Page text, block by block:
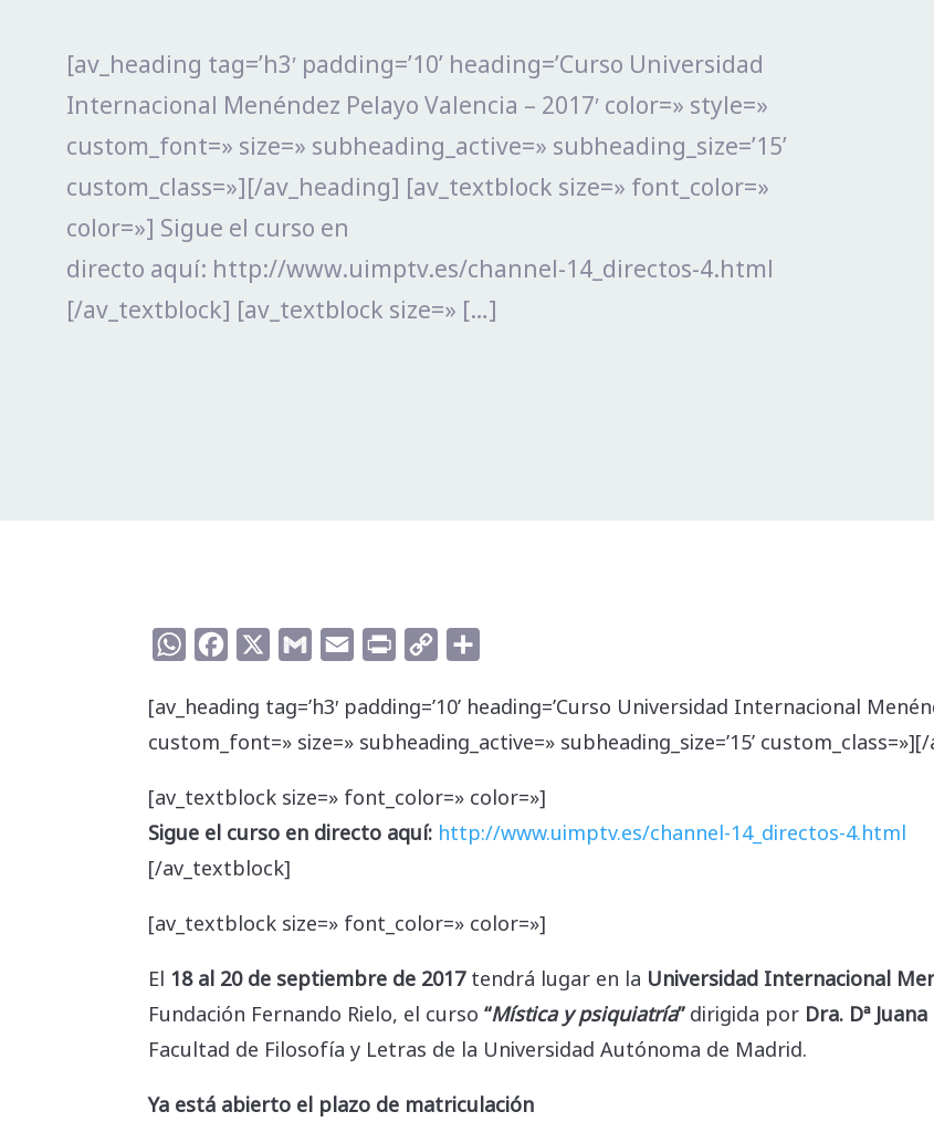
[av_heading tag=’h3′ padding=’10’ heading=’Curso Universidad
Internacional Menéndez Pelayo Valencia – 2017′ color=» style=»
custom_font=» size=» subheading_active=» subheading_size=’15’
custom_class=»][/av_heading] [av_textblock size=» font_color=»
color=»] Sigue el curso en
directo aquí: http://www.uimptv.es/channel-14_directos-4.html
[/av_textblock] [av_textblock size=» […]
WhatsAppFacebook Gmail Email Print
Copy
[av_heading tag=’h3′ padding=’10’ heading=’Curso Universidad Internacional
custom_font=» size=» subheading_active=» subheading_size=’15’
[av_textblock size=» font_color=» color=»]
Sigue el curso en directo aquí: http://www.uimptv.es/channel-14_directos-4.html
[/av_textblock]
[av_textblock size=» font_color=» color=»]
El 18 al 20 de septiembre de 2017tendrá lugar en la Universidad Internacional
Fundación Fernando Rielo, el curso“Mística y psiquiatría”dirigida por Dra. Dª
Facultad de Filosofía y Letras de la Universidad Autónoma de Madrid.
Ya está abierto el plazo de matriculación